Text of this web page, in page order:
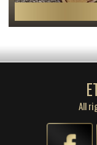
All